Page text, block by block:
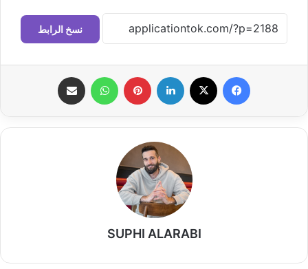
نسخ الرابط
فيسبوك لينكدإن بينتيريست واتساب
SUPHI ALARABI